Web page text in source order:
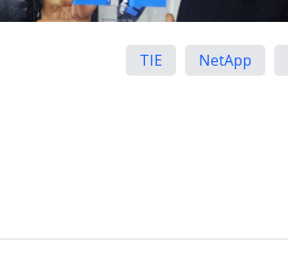
NetApp
TIE